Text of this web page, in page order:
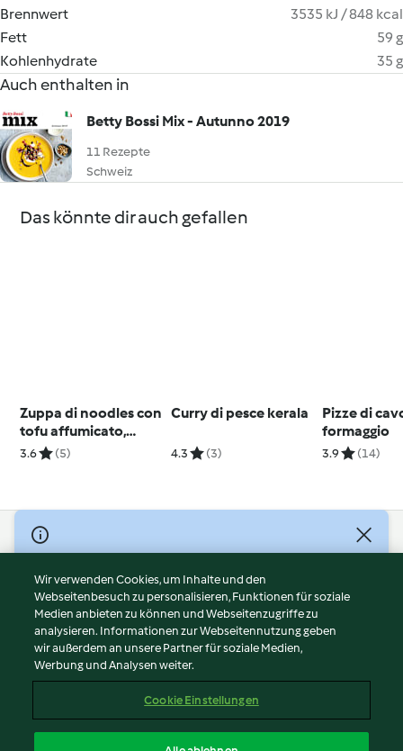
Brennwert
3535 kJ / 848 kcal
Fett
59 g
Kohlenhydrate
35 g
Auch enthalten in
Betty Bossi Mix - Autunno 2019
11 Rezepte
Schweiz
Das könnte dir auch gefallen
Zuppa di noodles con
tofu affumicato,
spinaci e champignon
3.6 (5)
Curry di pesce kerala
4.3 (3)
Pizze di
formaggio
3.9 (14)
© Copyright 2026
Nutzungsbedingungen
Datenschutzrichtlinien
Disclaimer
Impressum
Cookies
Abo kündigen
Wir verwenden Cookies, um Inhalte und den
Webseitenbesuch zu personalisieren, Funktionen für soziale
Medien anbieten zu können und Webseitenzugriffe zu
analysieren. Informationen zur Webseitennutzung geben
wir außerdem an unsere Partner für soziale Medien,
Werbung und Analysen weiter.
Cookie Einstellungen